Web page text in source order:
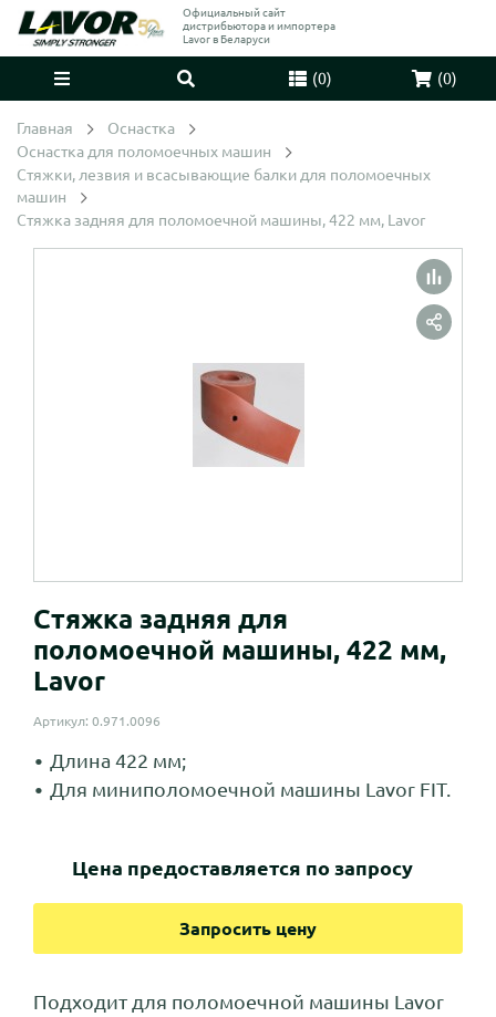
Официальный сайт
дистрибьютора и импортера
Lavor в Беларуси
(0) (0)
Главная
Оснастка
Оснастка для поломоечных машин
Стяжки, лезвия и всасывающие балки для поломоечных
машин
Стяжка задняя для поломоечной машины, 422 мм, Lavor
Стяжка задняя для
поломоечной машины, 422 мм,
Lavor
Артикул: 0.971.0096
Длина 422 мм;
Для миниполомоечной машины Lavor FIT.
Цена предоставляется по запросу
Запросить цену
Подходит для поломоечной машины Lavor